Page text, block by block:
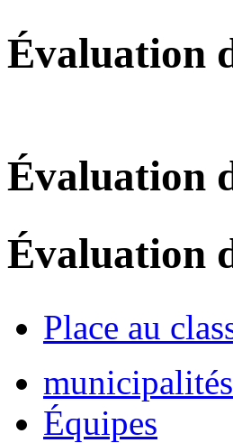
Évaluation
Évaluation
Évaluation
Place au
municipalités
Équipes